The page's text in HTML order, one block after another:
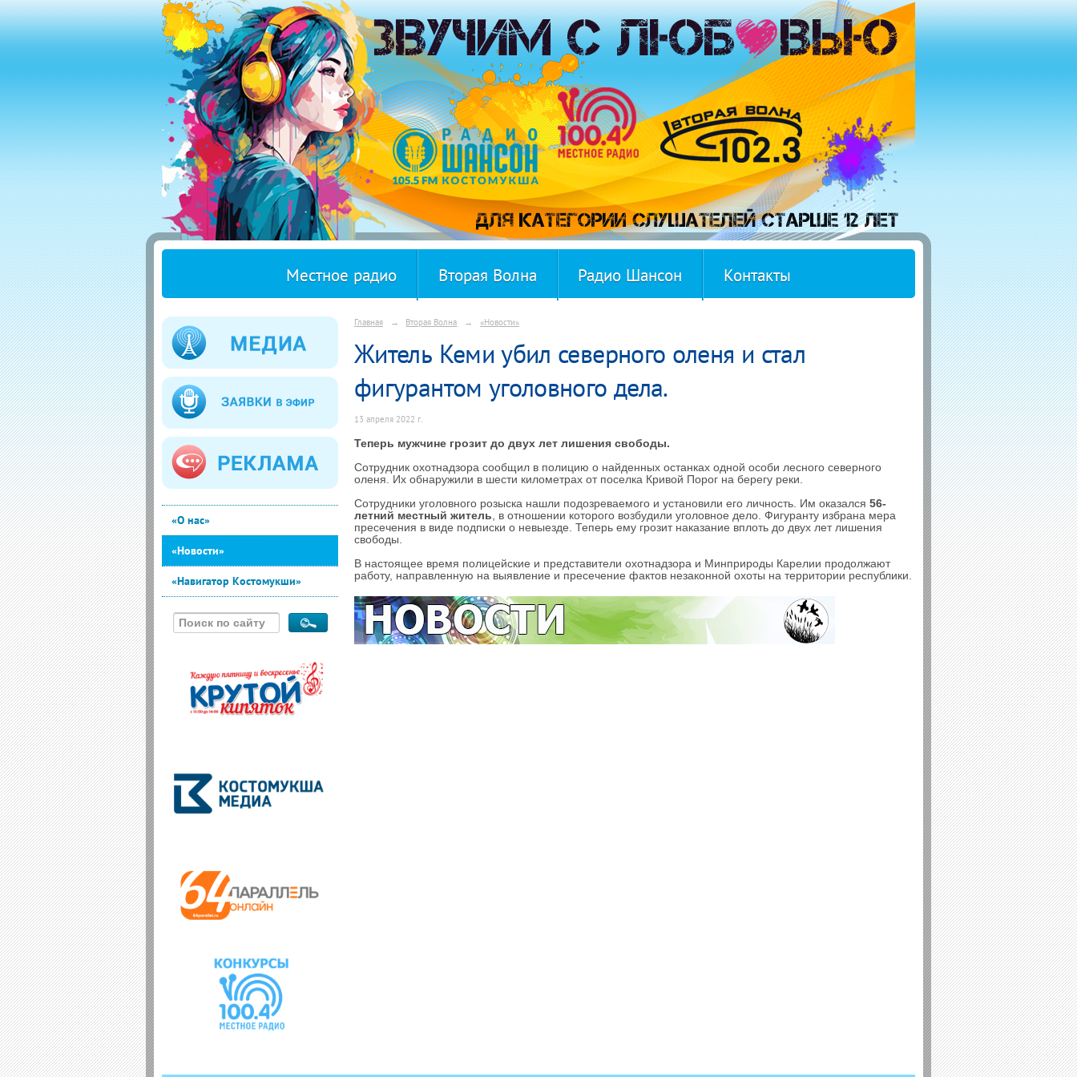
Местное радио Вторая Волна Радио Шансон Контакты
«О нас»
«Новости»
«Навигатор Костомукши»
Главная → Вторая Волна → «Новости»
Житель Кеми убил северного оленя и стал
фигурантом уголовного дела.
13 апреля 2022 г.
Теперь мужчине грозит до двух лет лишения свободы.
Сотрудник охотнадзора сообщил в полицию о найденных останках одной особи лесного северного
оленя. Их обнаружили в шести километрах от поселка Кривой Порог на берегу реки.
Сотрудники уголовного розыска нашли подозреваемого и установили его личность. Им оказался 56-
летний местный житель , в отношении которого возбудили уголовное дело. Фигуранту избрана мера
пресечения в виде подписки о невыезде. Теперь ему грозит наказание вплоть до двух лет лишения
свободы.
В настоящее время полицейские и представители охотнадзора и Минприроды Карелии продолжают
работу, направленную на выявление и пресечение фактов незаконной охоты на территории республики.